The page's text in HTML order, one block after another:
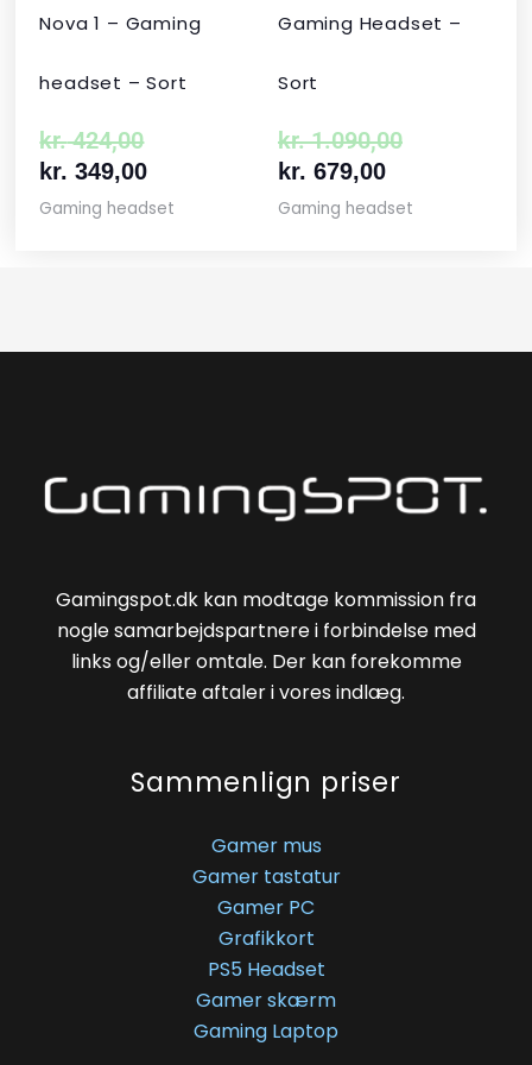
Nova 1 – Gaming
headset – Sort
kr.424,00
kr. 349,00
Gaming headset
Gaming Headset –
Sort
kr.1.090,00
kr. 679,00
Gaming headset
Gamingspot.dk kan modtage kommission fra
nogle samarbejdspartnere i forbindelse med
links og/eller omtale. Der kan forekomme
affiliate aftaler i vores indlæg.
Sammenlign priser
Gamer mus
Gamer tastatur
Gamer PC
Grafikkort
PS5 Headset
Gamer skærm
Gaming Laptop